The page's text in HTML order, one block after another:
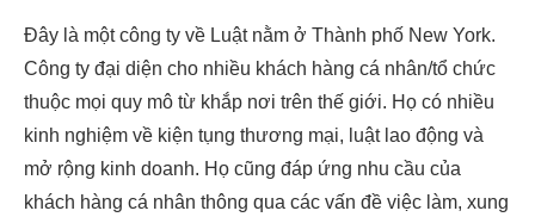
Đây là một công ty về Luật nằm ở Thành phố New York.
Công ty đại diện cho nhiều khách hàng cá nhân/tổ chức
thuộc mọi quy mô từ khắp nơi trên thế giới. Họ có nhiều
kinh nghiệm về kiện tụng thương mại, luật lao động và
mở rộng kinh doanh. Họ cũng đáp ứng nhu cầu của
khách hàng cá nhân thông qua các vấn đề việc làm, xung